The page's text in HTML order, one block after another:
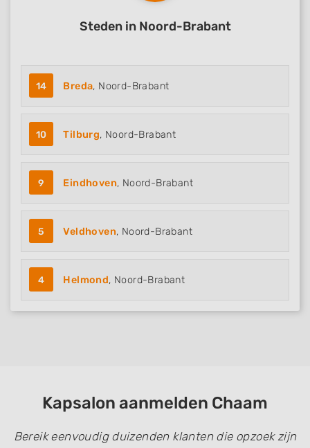
Steden in Noord-Brabant
14 Breda, Noord-Brabant
10 Tilburg, Noord-Brabant
9 Eindhoven, Noord-Brabant
5 Veldhoven, Noord-Brabant
4 Helmond, Noord-Brabant
Kapsalon aanmelden Chaam
Bereik eenvoudig duizenden klanten die opzoek zijn